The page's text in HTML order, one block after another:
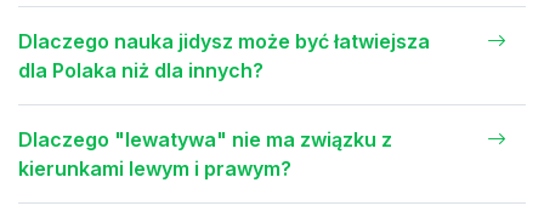
Dlaczego nauka jidysz może być łatwiejsza
dla Polaka niż dla innych?
Dlaczego "lewatywa" nie ma związku z
kierunkami lewym i prawym?